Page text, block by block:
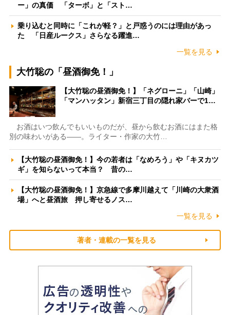
ー」の真価 「ターボ」と「スト…
乗り込むと同時に「これが軽？」と戸惑うのには理由があっ
た 「日産ルークス」さらなる躍進…
一覧を見る
大竹聡の「昼酒御免！」
【大竹聡の昼酒御免！】「ネグローニ」「山崎」
「マンハッタン」新宿三丁目の隠れ家バーで1…
お酒はいつ飲んでもいいものだが、昼から飲むお酒にはまた格
別の味わいがある――。ライター・作家の大竹…
【大竹聡の昼酒御免！】今の若者は「なめろう」や「キヌカツ
ギ」を知らないって本当？ 昔の…
【大竹聡の昼酒御免！】京急線で多摩川越えて「川崎の大衆酒
場」へと昼酒旅 押し寄せるノス…
一覧を見る
著者・連載の一覧を見る